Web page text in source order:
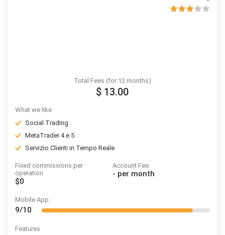
Total Fees (for 12 months)
$ 13.00
What we like
Social Trading
MetaTrader 4 e 5
Servizio Clienti in Tempo Reale
Fixed commissions per
operation
$0
Account Fee
- per month
Mobile App
9/10
Features